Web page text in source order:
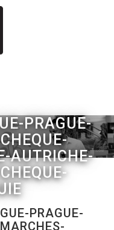
PRAGUE-
AUTRICHE-
PRAGUE-